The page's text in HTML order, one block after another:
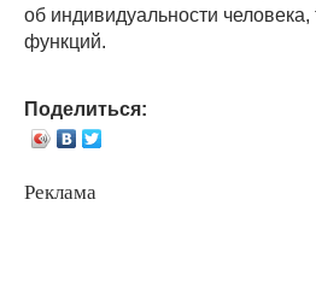
об индивидуальности
функций.
Поделиться:
Реклама